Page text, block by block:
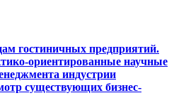
гостиничных предприятий.
ориентированные научные
индустрии
существующих бизнес-